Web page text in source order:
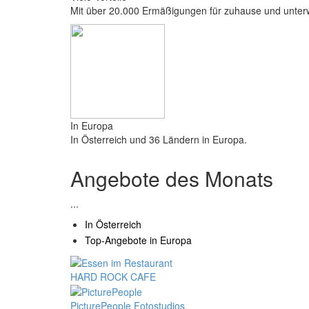
Mit über 20.000 Ermäßigungen für zuhause und
In Europa
In Österreich und 36 Ländern in Europa.
Angebote des Monats
...
In Österreich
Top-Angebote in Europa
HARD ROCK CAFE
PicturePeople Fotostudios